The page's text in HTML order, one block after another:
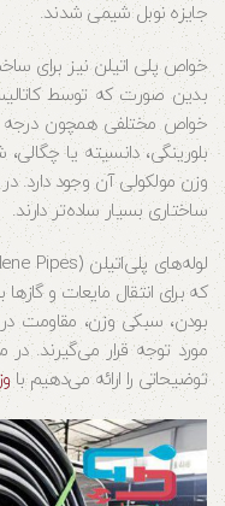
جایزه نوبل شیمی شدند.
خواص پلی اتیلن نیز برای
بدین صورت که توسط
خواص مختلفی همچون درجه
بلورینگی، دانسیته یا
وزن مولکولی آن وجود دارد.
ساختاری بسیار ساده‌‌‎تر دارند.
که برای انتقال مایعات و
بودن، سبکی وزن، مقاومت در
توضیحاتی را ارائه می‌دهیم با